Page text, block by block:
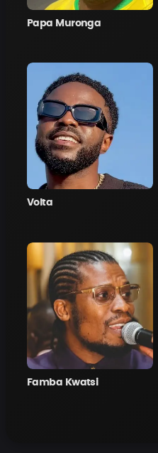
Papa Muronga
Volta
Famba Kwatsi